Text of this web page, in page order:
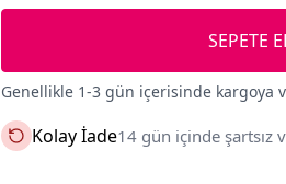
SEPETE
Genellikle 1-3 gün içerisinde kargoya
Kolay İade14 gün içinde şartsız